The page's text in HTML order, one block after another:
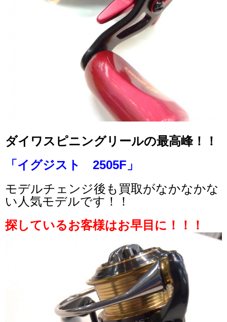
ダイワスピニングリールの最高峰！！
「イグジスト 2505F」
モデルチェンジ後も買取がなかなかな
い人気モデルです！！
探しているお客様はお早目に！！！